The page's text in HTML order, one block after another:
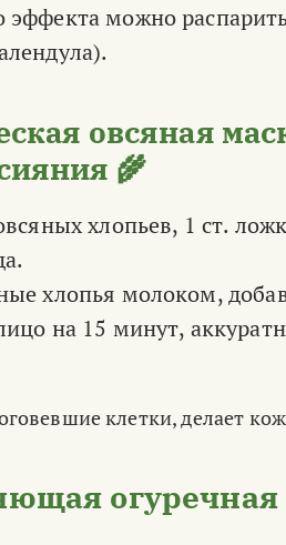
эффекта можно
овсяная
🌾
хлопьев, 1 ст.
хлопья молоком,
на 15 минут,
клетки, делает